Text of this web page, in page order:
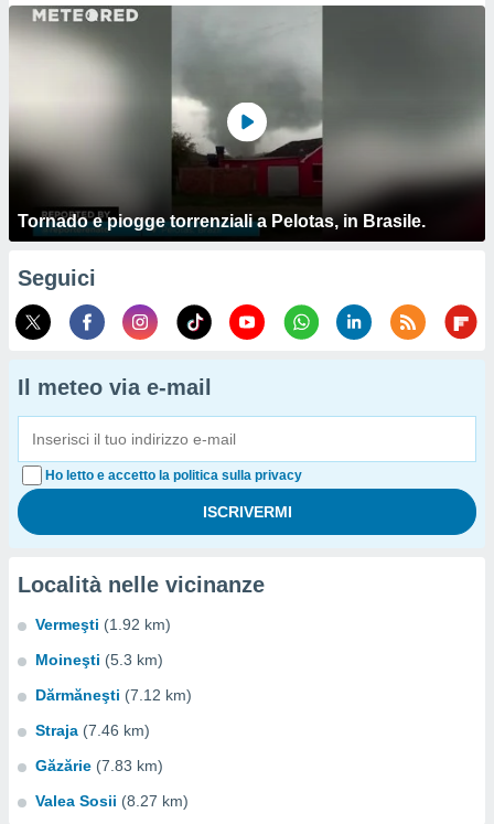
Tornado e piogge torrenziali a Pelotas, in Brasile.
Seguici
Il meteo via e-mail
Ho letto e accetto la politica sulla privacy
Località nelle vicinanze
Vermeşti (1.92 km)
Moineşti (5.3 km)
Dărmăneşti (7.12 km)
Straja (7.46 km)
Găzărie (7.83 km)
Valea Sosii (8.27 km)